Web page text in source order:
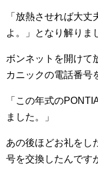
「放熱させれば大
よ。」となり解りま
ボンネットを開けて
カニックの電話番号
「この年式の
ました。」
あの後ほどお礼をし
号を交換したんです